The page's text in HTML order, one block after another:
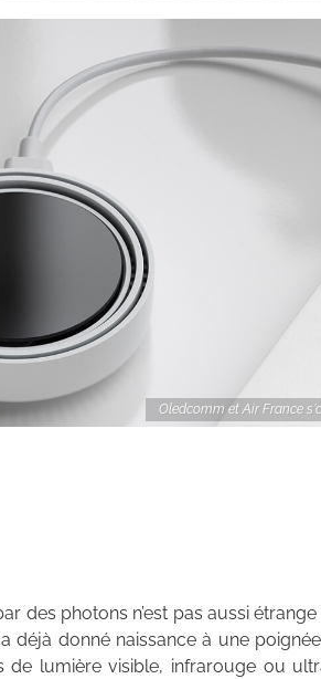
Oledcomm et Air France
des photons n’est pas aussi
déjà donné naissance à une
de lumière visible, infrarouge ou